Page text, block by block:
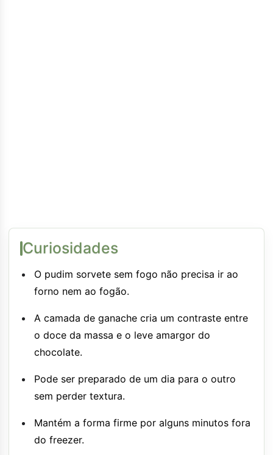
Curiosidades
O pudim sorvete sem fogo não precisa ir ao
forno nem ao fogão.
A camada de ganache cria um contraste entre
o doce da massa e o leve amargor do
chocolate.
Pode ser preparado de um dia para o outro
sem perder textura.
Mantém a forma firme por alguns minutos fora
do freezer.